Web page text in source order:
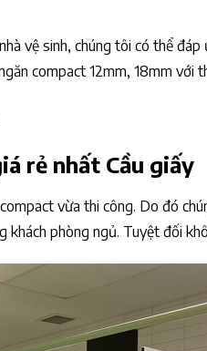
vệ sinh, chúng tôi có thể
compact 12mm, 18mm với
rẻ nhất Cầu giấy
vừa thi công. Do đó
phòng ngủ. Tuyệt đối